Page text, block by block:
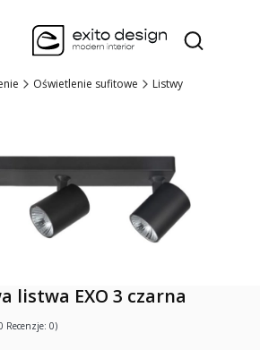
Otwórz
Oświetlenie sufitowe Listwy
listwa EXO 3 czarna
Recenzje: 0)